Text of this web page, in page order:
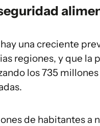
una creciente
regiones, y que la
los 735
de habitantes a